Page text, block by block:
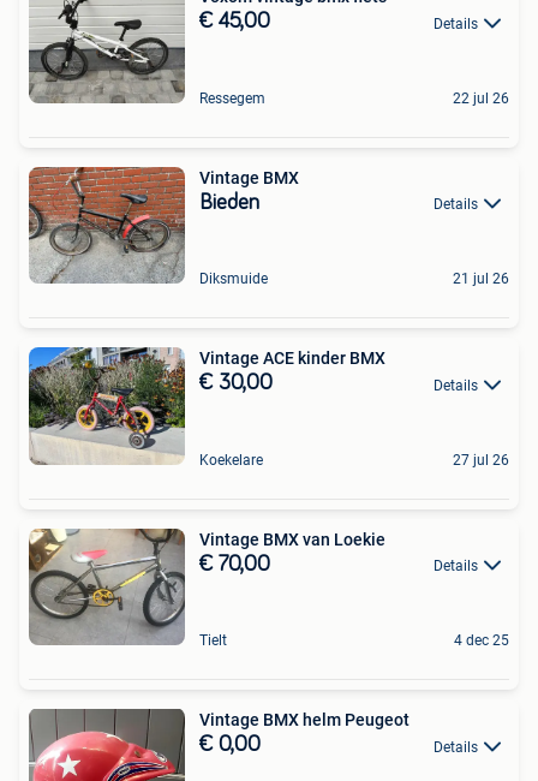
€ 45,00 Details
Ressegem 22 jul 26
Vintage BMX
Bieden Details
Diksmuide 21 jul 26
Vintage ACE kinder BMX
€ 30,00 Details
Koekelare 27 jul 26
Vintage BMX van Loekie
€ 70,00 Details
Tielt 4 dec 25
Vintage BMX helm Peugeot
€ 0,00 Details